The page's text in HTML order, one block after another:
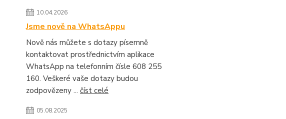
10.04.2026
Jsme nově na WhatsAppu
Nově nás můžete s dotazy písemně
kontaktovat prostřednictvím aplikace
WhatsApp na telefonním čísle 608 255
160. Veškeré vaše dotazy budou
zodpovězeny ... číst celé
05.08.2025